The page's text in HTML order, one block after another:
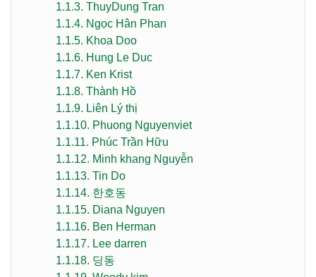
1.1.3. ThuyDung Tran
1.1.4. Ngọc Hân Phan
1.1.5. Khoa Doo
1.1.6. Hung Le Duc
1.1.7. Ken Krist
1.1.8. Thành Hồ
1.1.9. Liên Lý thị
1.1.10. Phuong Nguyenviet
1.1.11. Phúc Trần Hữu
1.1.12. Minh khang Nguyễn
1.1.13. Tin Do
1.1.14. 한호동
1.1.15. Diana Nguyen
1.1.16. Ben Herman
1.1.17. Lee darren
1.1.18. 딩동